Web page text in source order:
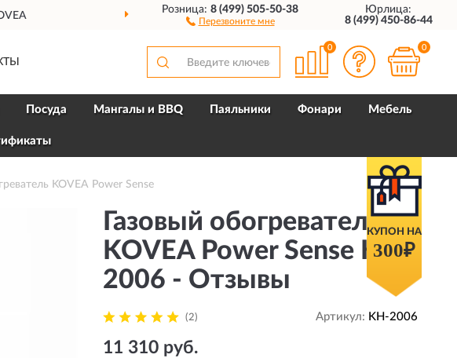
ДОСТАВИМ ПО ВСЕЙ РОССИИ
Розница:8 (499) 505-50-38
Перезвоните мне
Юрлица:
8 (499) 450-86-44
0 0
Посуда Мангалы и BBQ Паяльники Фонари Мебель
КУПОН НА
300₽
KOVEA Power Sense
Газовый обогреватель
KOVEA Power Sense KH-
2006 - Отзывы
(2) Артикул: KH-2006
11 310 руб.